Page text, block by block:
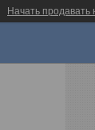
Начать продавать